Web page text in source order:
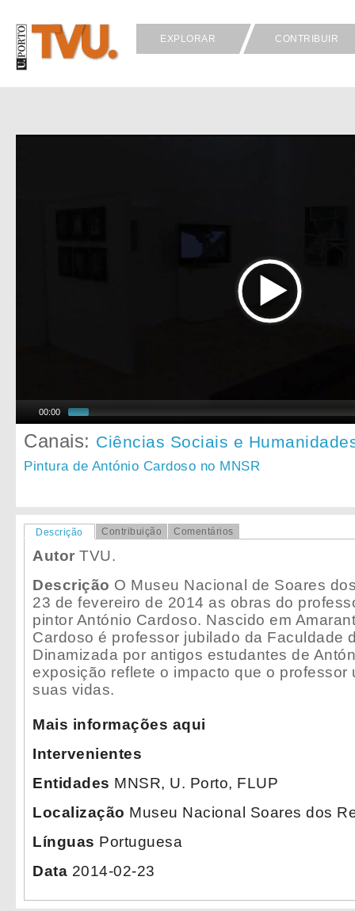
EXPLORAR CONTRIBUIR
00:00
Canais: Ciências Sociais e
Pintura de António Cardoso no MNSR
Descrição Contribuição Comentários
Autor TVU.
Descrição O Museu Nacional de Soares
23 de fevereiro de 2014 as obras do
pintor António Cardoso. Nascido em
Cardoso é professor jubilado da Faculdade
Dinamizada por antigos estudantes de
exposição reflete o impacto que o professor
suas vidas.
Mais informações aqui
Intervenientes
Entidades MNSR, U. Porto, FLUP
Localização Museu Nacional Soares dos
Línguas Portuguesa
Data 2014-02-23